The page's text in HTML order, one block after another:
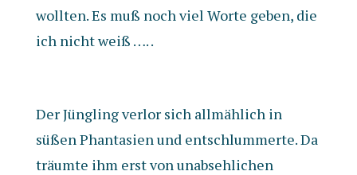
wollten. Es muß noch viel Worte geben, die
ich nicht weiß …. .
Der Jüngling verlor sich allmählich in
süßen Phantasien und entschlummerte. Da
träumte ihm erst von unabsehlichen